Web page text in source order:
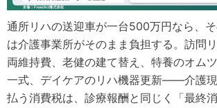
通所リハの送迎車が一台500万円なら、
は介護事業所がそのまま負担する。訪問
両維持費、老健の建て替え、特養のオム
一式、デイケアのリハ機器更新――介護
払う消費税は、診療報酬と同じく「最終